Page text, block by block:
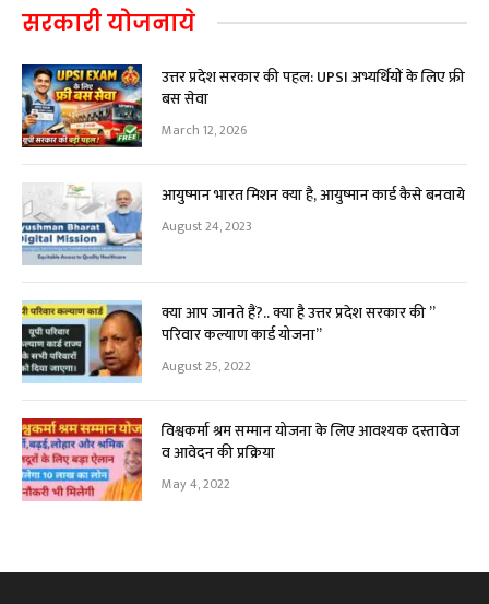
सरकारी योजनाये
उत्तर प्रदेश सरकार की पहल: UPSI अभ्यर्थियों के लिए फ्री
बस सेवा
March 12, 2026
आयुष्मान भारत मिशन क्या है, आयुष्मान कार्ड कैसे बनवाये
August 24, 2023
क्या आप जानते हैं?.. क्या है उत्तर प्रदेश सरकार की ”
परिवार कल्याण कार्ड योजना”
August 25, 2022
विश्वकर्मा श्रम सम्मान योजना के लिए आवश्यक दस्तावेज
व आवेदन की प्रक्रिया
May 4, 2022